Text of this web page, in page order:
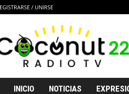
/ UNIRSE
INICIO NOTICIAS